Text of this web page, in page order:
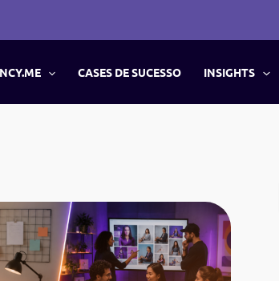
CASES DE SUCESSO INSIGHTS